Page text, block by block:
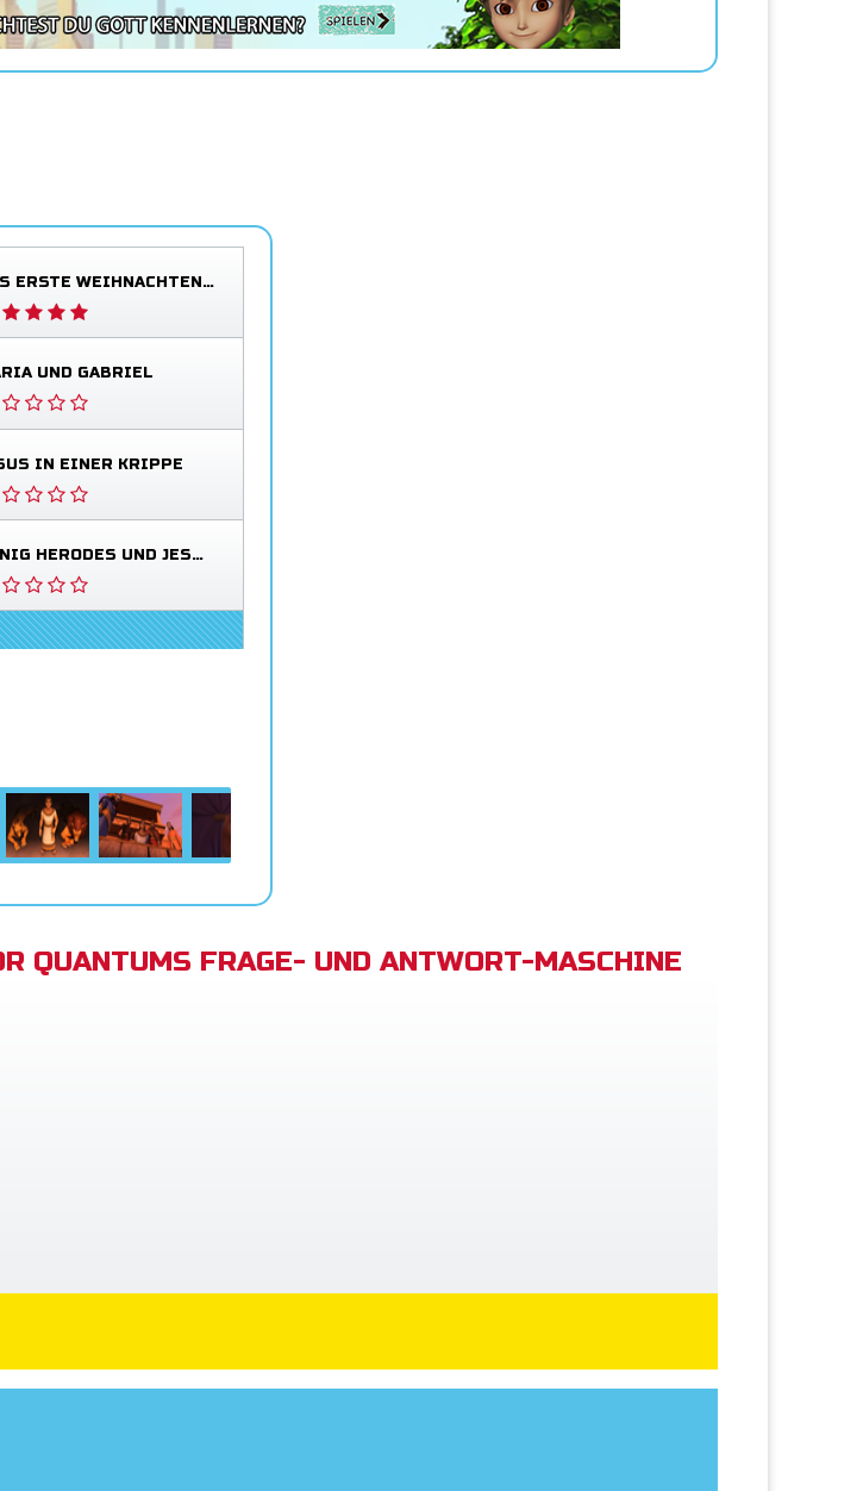
DAS ERSTE WEIHNACHTEN – DAS ERLÖSUNGSGEDICHT
UND GABRIEL
IN EINER KRIPPE
KÖNIG HERODES UND JESUS
QUANTUMS FRAGE- UND ANTWORT-MASCHINE